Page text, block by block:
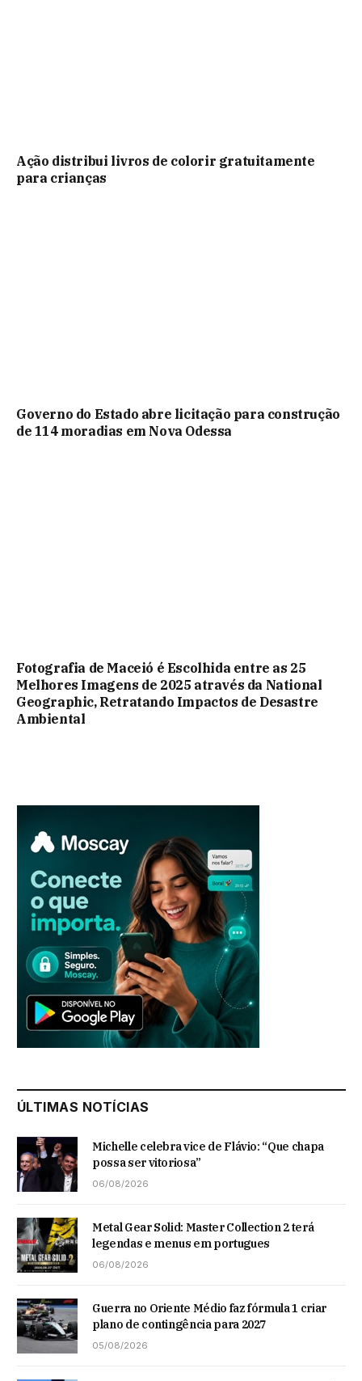
Ação distribui livros de colorir gratuitamente
para crianças
Governo do Estado abre licitação para construção
de 114 moradias em Nova Odessa
Fotografia de Maceió é Escolhida entre as 25
Melhores Imagens de 2025 através da National
Geographic, Retratando Impactos de Desastre
Ambiental
ÚLTIMAS NOTÍCIAS
Michelle celebra vice de Flávio: “Que chapa
possa ser vitoriosa”
06/08/2026
Metal Gear Solid: Master Collection 2 terá
legendas e menus em portugues
06/08/2026
Guerra no Oriente Médio faz fórmula 1 criar
plano de contingência para 2027
05/08/2026